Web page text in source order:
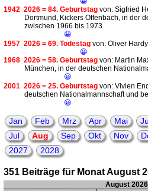
1942 2026 = 84. Geburtstag von: Sigfried
Dortmund, Kickers Offenbach, in der
zwischen 1966 bis 1973
😀
1957 2026 = 69. Todestag von: Oliver
😀
1968 2026 = 58. Geburtstag von: Martin
München, in der deutschen
😀
2001 2026 = 25. Geburtstag von: Vivien
deutschen Nationalmannschaft und
😀
Jan Feb Mrz Apr Mai
Jul
Aug Sep Okt Nov
2027
2028
351 Beiträge für Monat August
August 2026